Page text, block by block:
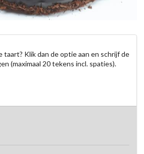
Klik dan de optie aan en schrijf de
(maximaal 20 tekens incl. spaties).